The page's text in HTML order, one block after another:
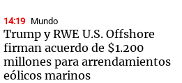
14:19 Mundo
Trump y RWE U.S. Offshore
firman acuerdo de $1.200
millones para arrendamientos
eólicos marinos
Cadena 3 en Groenlandia